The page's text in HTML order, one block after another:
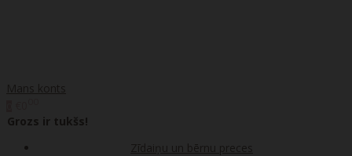
Mans konts
Grozs ir tukšs!
Zīdaiņu un bērnu preces